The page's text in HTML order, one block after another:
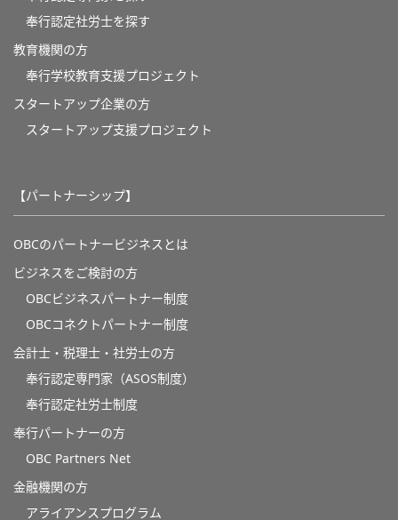
奉行認定社労士を探す
教育機関の方
奉⾏学校教育⽀援プロジェクト
スタートアップ企業の方
スタートアップ支援プロジェクト
【パートナーシップ】
OBCのパートナービジネスとは
ビジネスをご検討の方
OBCビジネスパートナー制度
OBCコネクトパートナー制度
会計士・税理士・社労士の方
奉行認定専門家（ASOS制度）
奉行認定社労士制度
奉行パートナーの方
OBC Partners Net
金融機関の方
アライアンスプログラム